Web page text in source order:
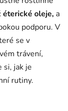
éterické oleje, a
podporu. V
se v
trávení,
si, jak je
rutiny.